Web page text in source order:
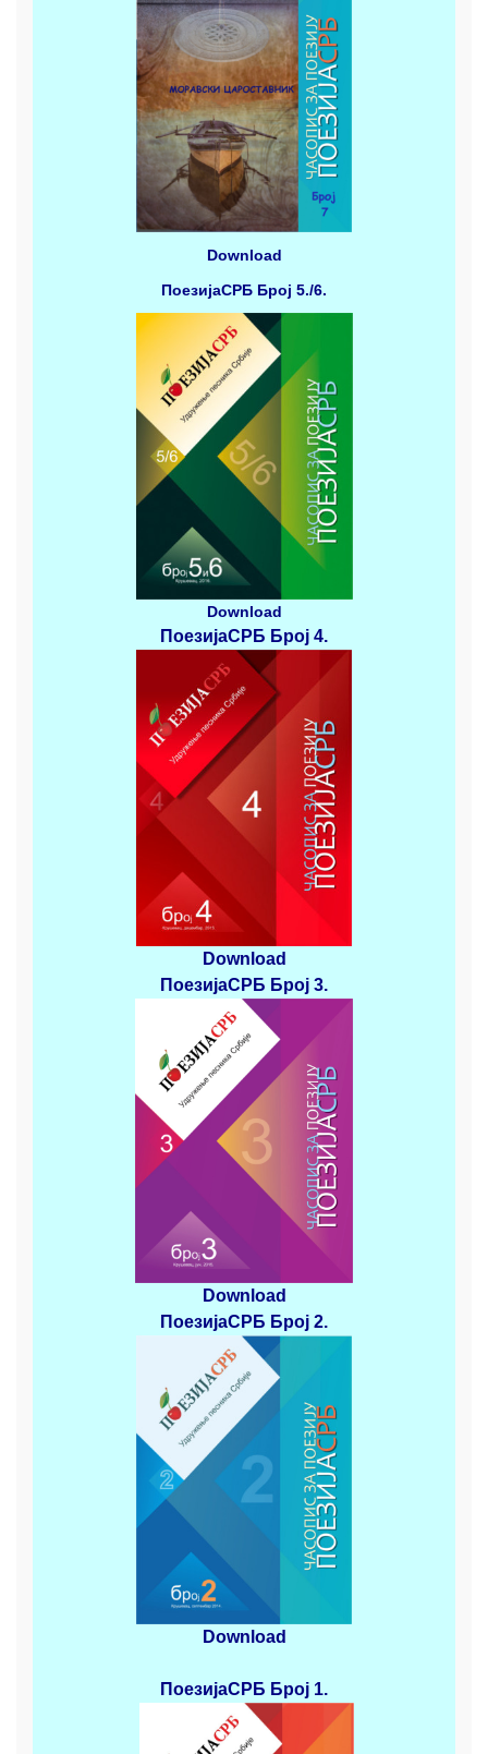
Download
ПоезијаСРБ Број 5./6.
Download
ПоезијаСРБ Број 4.
Download
ПоезијаСРБ Број 3.
Download
ПоезијаСРБ Број 2.
Download
ПоезијаСРБ Број 1.